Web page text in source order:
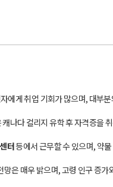
에게 취업 기회가 많으며, 대부
캐나다 컬리지 유학 후 자격증을
터등에서 근무할 수 있으며, 약
은 매우 밝으며, 고령 인구 증